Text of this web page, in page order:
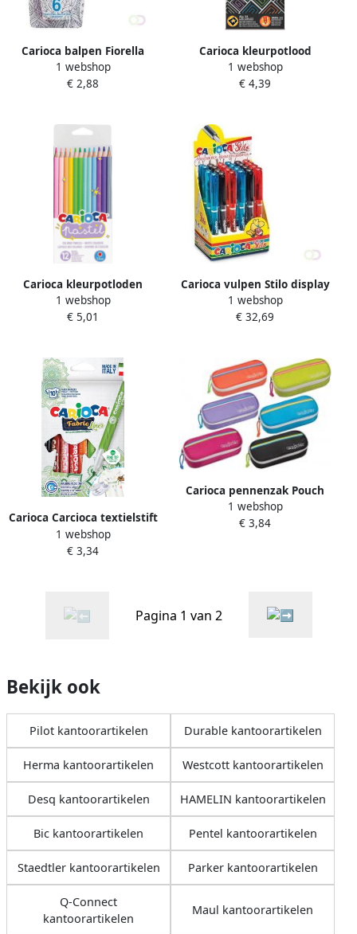
Carioca balpen Fiorella
blister met 6 stuks in
geassorteerde kleuren
1 webshop
€ 2,88
Carioca kleurpotlood
Metallic 12 stuks in een
kartonnen etui
1 webshop
€ 4,39
Carioca kleurpotloden
Pastel 12 stuks in een
kartonnen etui
1 webshop
€ 5,01
Carioca vulpen Stilo display
met 24 stuks
1 webshop
€ 32,69
Carioca Carcioca textielstift
Fabricliner doos van 10
stuks in geassorteerde
1 webshop
€ 3,34
Carioca pennenzak Pouch
Fluo in geassorteerde
kleuren
1 webshop
€ 3,84
Pagina 1 van 2
Bekijk ook
Pilot kantoorartikelen Durable kantoorartikelen
Herma kantoorartikelen Westcott kantoorartikelen
Desq kantoorartikelen HAMELIN kantoorartikelen
Bic kantoorartikelen Pentel kantoorartikelen
Staedtler kantoorartikelen Parker kantoorartikelen
Q-Connect
kantoorartikelen
Maul kantoorartikelen